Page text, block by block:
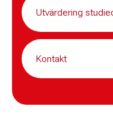
Utvärdering
Kontakt